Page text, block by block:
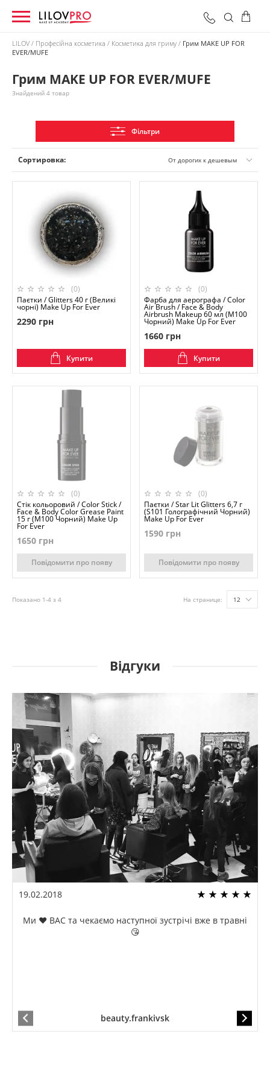
LILOV Професійна косметика Косметика для гриму
Грим MAKE UP FOR
EVER/MUFE
Грим MAKE UP FOR EVER/MUFE
Знайдений 4 товар
Фільтри
Сортировка: От дорогих к дешевым
(0)
Паєтки / Glitters 40 г (Великі
чорні) Make Up For Ever
2290 грн
Купити
(0)
Фарба для аерографа / Color
Air Brush / Face & Body
Airbrush Makeup 60 мл (M100
Чорний) Make Up For Ever
1660 грн
Купити
(0)
Стік кольоровий / Color Stick /
Face & Body Color Grease Paint
15 г (M100 Чорний) Make Up
For Ever
1650 грн
Повідомити про появу
(0)
Паєтки / Star Lit Glitters 6,7 г
(S101 Голографічний Чорний)
Make Up For Ever
1590 грн
Повідомити про появу
Показано 1-4 з 4 На странице: 12
Відгуки
19.02.2018
Ми ❤️ ВАС та чекаємо наступної зустрічі вже в травні
😘
beauty.frankivsk